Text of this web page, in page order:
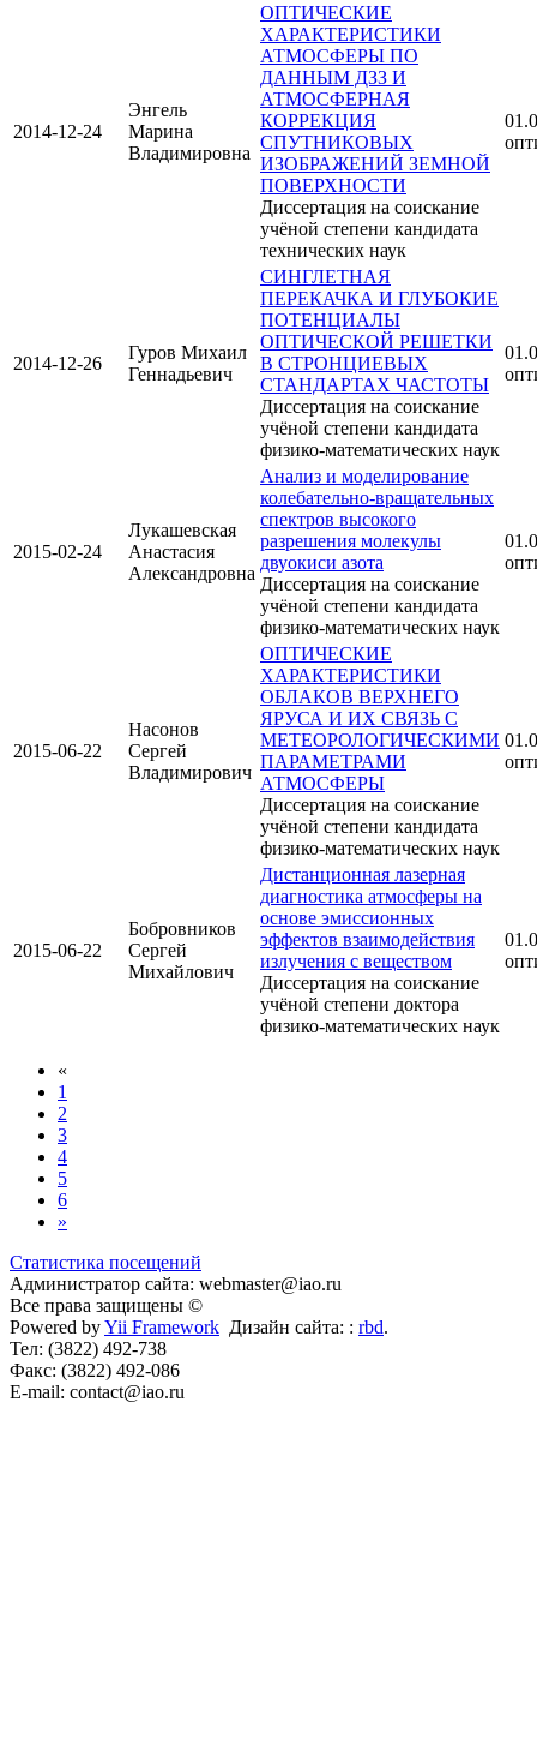
2014-12-24
Энгель
Марина
Владимировна
ОПТИЧЕСКИЕ
ХАРАКТЕРИСТИКИ
АТМОСФЕРЫ ПО
ДАННЫМ ДЗЗ И
АТМОСФЕРНАЯ
КОРРЕКЦИЯ
СПУТНИКОВЫХ
ИЗОБРАЖЕНИЙ ЗЕМНОЙ
ПОВЕРХНОСТИ
Диссертация на соискание
учёной степени кандидата
технических наук
2014-12-26
Гуров Михаил
Геннадьевич
СИНГЛЕТНАЯ
ПЕРЕКАЧКА И ГЛУБОКИЕ
ПОТЕНЦИАЛЫ
ОПТИЧЕСКОЙ РЕШЕТКИ
В СТРОНЦИЕВЫХ
СТАНДАРТАХ ЧАСТОТЫ
Диссертация на соискание
учёной степени кандидата
физико-математических наук
2015-02-24
Лукашевская
Анастасия
Александровна
Анализ и моделирование
колебательно-вращательных
спектров высокого
разрешения молекулы
двуокиси азота
Диссертация на соискание
учёной степени кандидата
физико-математических наук
2015-06-22
Насонов
Сергей
Владимирович
ОПТИЧЕСКИЕ
ХАРАКТЕРИСТИКИ
ОБЛАКОВ ВЕРХНЕГО
ЯРУСА И ИХ СВЯЗЬ С
МЕТЕОРОЛОГИЧЕСКИМИ
ПАРАМЕТРАМИ
АТМОСФЕРЫ
Диссертация на соискание
учёной степени кандидата
физико-математических наук
2015-06-22
Бобровников
Сергей
Михайлович
Дистанционная лазерная
диагностика атмосферы на
основе эмиссионных
эффектов взаимодействия
излучения с веществом
Диссертация на соискание
учёной степени доктора
физико-математических наук
«
1
2
3
4
5
6
»
Статистика посещений
Администратор сайта: webmaster@iao.ru
Все права защищены ©
Powered byYii Framework Дизайн сайта: : rbd.
Тел: (3822) 492-738
Факс: (3822) 492-086
E-mail: contact@iao.ru